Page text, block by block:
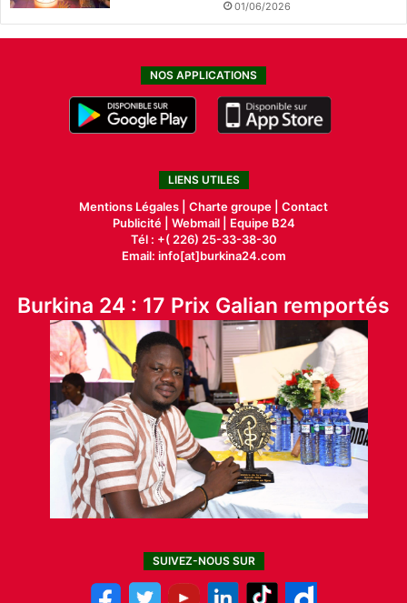
01/06/2026
NOS APPLICATIONS
LIENS UTILES
Mentions Légales | Charte groupe | Contact
Publicité| Webmail |
Equipe B24
Tél : +( 226) 25-33-38-30
Email: info[at]burkina24.com
Burkina 24 : 17 Prix Galian remportés
SUIVEZ-NOUS SUR